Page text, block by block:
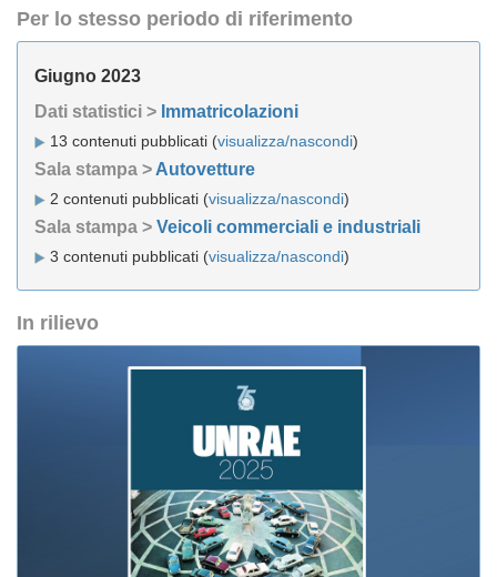
Per lo stesso periodo di riferimento
Giugno 2023
Dati statistici > Immatricolazioni
13 contenuti pubblicati (visualizza/nascondi)
Sala stampa > Autovetture
2 contenuti pubblicati (visualizza/nascondi)
Sala stampa > Veicoli commerciali e industriali
3 contenuti pubblicati (visualizza/nascondi)
In rilievo